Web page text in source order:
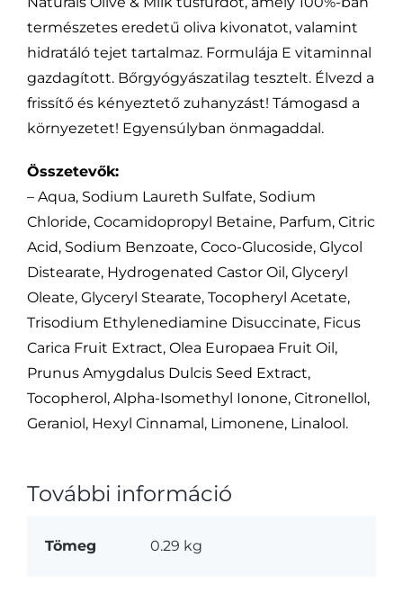
természetes eredetű oliva kivonatot, valamint
hidratáló tejet tartalmaz. Formulája E vitaminnal
gazdagított. Bőrgyógyászatilag tesztelt. Élvezd a
frissítő és kényeztető zuhanyzást! Támogasd a
környezetet! Egyensúlyban önmagaddal.
Összetevők:
– Aqua, Sodium Laureth Sulfate, Sodium
Chloride, Cocamidopropyl Betaine, Parfum, Citric
Acid, Sodium Benzoate, Coco-Glucoside, Glycol
Distearate, Hydrogenated Castor Oil, Glyceryl
Oleate, Glyceryl Stearate, Tocopheryl Acetate,
Trisodium Ethylenediamine Disuccinate, Ficus
Carica Fruit Extract, Olea Europaea Fruit Oil,
Prunus Amygdalus Dulcis Seed Extract,
Tocopherol, Alpha-Isomethyl Ionone, Citronellol,
Geraniol, Hexyl Cinnamal, Limonene, Linalool.
További információ
Tömeg 0.29 kg